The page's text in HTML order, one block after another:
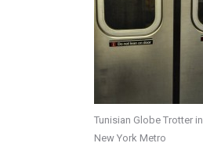
Tunisian Globe Trotter
New York Metro